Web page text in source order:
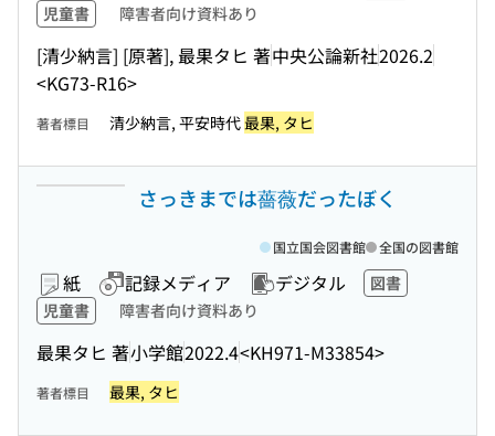
児童書
障害者向け資料あり
[清少納言] [原著], 最果タヒ 著中央公論新社2026.2
<KG73-R16>
著者標目 清少納言, 平安時代最果, タヒ
さっきまでは薔薇だったぼく
紙 記録メディア デジタル
図書
児童書
障害者向け資料あり
最果タヒ 著小学館2022.4<KH971-M33854>
国立国会図書館 全国の図書館
著者標目 最果, タヒ